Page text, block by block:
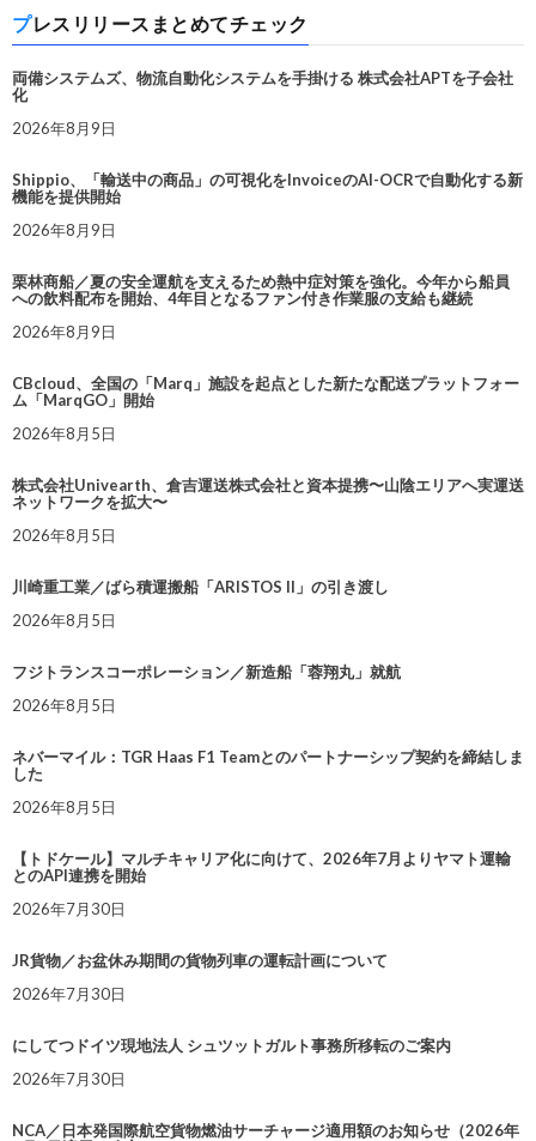
プレスリリースまとめてチェック
両備システムズ、物流自動化システムを手掛ける 株式会社APTを子会社
化
2026年8月9日
Shippio、「輸送中の商品」の可視化をInvoiceのAI-OCRで自動化する新
機能を提供開始
2026年8月9日
栗林商船／夏の安全運航を支えるため熱中症対策を強化。今年から船員
への飲料配布を開始、4年目となるファン付き作業服の支給も継続
2026年8月9日
CBcloud、全国の「Marq」施設を起点とした新たな配送プラットフォー
ム「MarqGO」開始
2026年8月5日
株式会社Univearth、倉吉運送株式会社と資本提携〜山陰エリアへ実運送
ネットワークを拡大〜
2026年8月5日
川崎重工業／ばら積運搬船「ARISTOS II」の引き渡し
2026年8月5日
フジトランスコーポレーション／新造船「蓉翔丸」就航
2026年8月5日
ネバーマイル：TGR Haas F1 Teamとのパートナーシップ契約を締結しま
した
2026年8月5日
【トドケール】マルチキャリア化に向けて、2026年7月よりヤマト運輸
とのAPI連携を開始
2026年7月30日
JR貨物／お盆休み期間の貨物列車の運転計画について
2026年7月30日
にしてつドイツ現地法人 シュツットガルト事務所移転のご案内
2026年7月30日
NCA／日本発国際航空貨物燃油サーチャージ適用額のお知らせ（2026年